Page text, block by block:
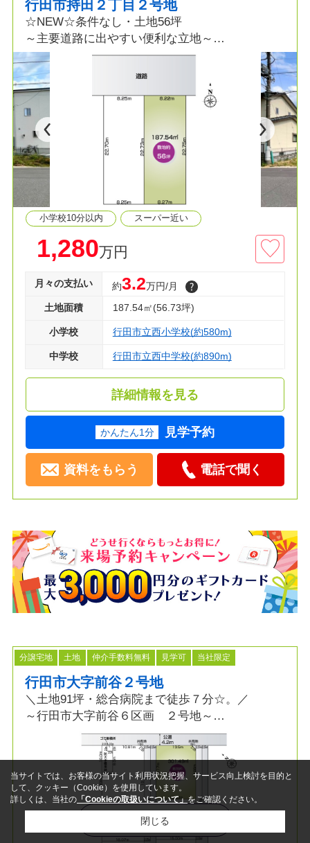
行田市持田２丁目２号地
☆NEW☆条件なし・土地56坪
～主要道路に出やすい便利な立地～
≫ポイント
・土地56坪 ・閑静な住宅街
・建築条件なし ・お家を建てても駐車スペース
が確保できる広さ
≫生活環境
・「持田駅」徒歩12分 ・持田保育園 徒歩９
・くじら公園 徒歩４分 ・ウエルシア 徒歩７
分
・ベルク 徒歩８分 ・ローソン 徒歩9分
わせください‼
小学校10分以内 スーパー近い
1,280万円
月々の支払い 約3.2万円/月
土地面積 187.54㎡(56.73坪)
小学校 行田市立西小学校(約580m)
中学校 行田市立西中学校(約890m)
詳細情報を見る
かんたん1分 見学予約
資料をもらう 電話で聞く
分譲宅地 土地 仲介手数料無料 見学可 当社限定
行田市大字前谷２号地
＼土地91坪・総合病院まで徒歩７分☆。／
～行田市大字前谷６区画 ２号地～
≫ポイント
■土地90坪以上の角地
■本下水エリア
■ＪＲ高崎線利用エリア
■フルオーダー・セミオーダー可
地図で表示する
当サイトでは、お客様の当サイト利用状況把握、サービス向上検討を目的と
して、クッキー（Cookie）を使用しています。
詳しくは、当社の 「Cookieの取扱いについて」をご確認ください。
閉じる